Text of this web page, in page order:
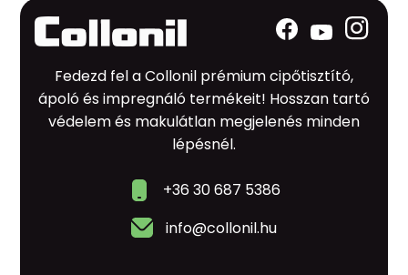
Fedezd fel a Collonil prémium cipőtisztító,
ápoló és impregnáló termékeit! Hosszan tartó
védelem és makulátlan megjelenés minden
lépésnél.
+36 30 687 5386
info@collonil.hu